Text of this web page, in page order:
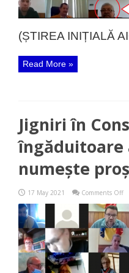
s-
a
(ȘTIREA INIȚIALĂ
Read More »
Jigniri în
îngăduitoare
numește
17 May 2021 Comments Offon
în
În